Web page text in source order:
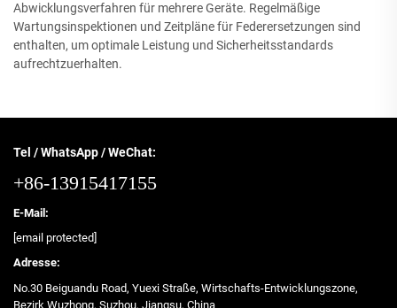
Abwicklungsverfahren für mehrere Geräte. Regelmäßige
Wartungsinspektionen und Zeitpläne für Federersetzungen sind
enthalten, um optimale Leistung und Sicherheitsstandards
aufrechtzuerhalten.
Tel / WhatsApp / WeChat:
+86-13915417155
E-Mail:
[email protected]
Adresse:
No.30 Beiguandu Road, Yuexi Straße, Wirtschafts-Entwicklungszone,
Bezirk Wuzhong, Suzhou, Jiangsu, China